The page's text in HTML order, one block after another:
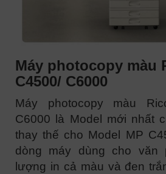
Máy photocopy màu
C4500/ C6000
Máy photocopy màu
C6000 là Model mới nhất
thay thế cho Model MP
dòng máy dùng cho văn
lượng in cả màu và đen